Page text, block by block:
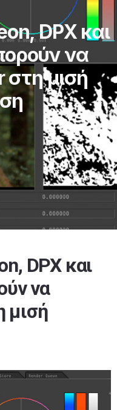
DPX και
να
στη μισή
DPX και
να
μισή